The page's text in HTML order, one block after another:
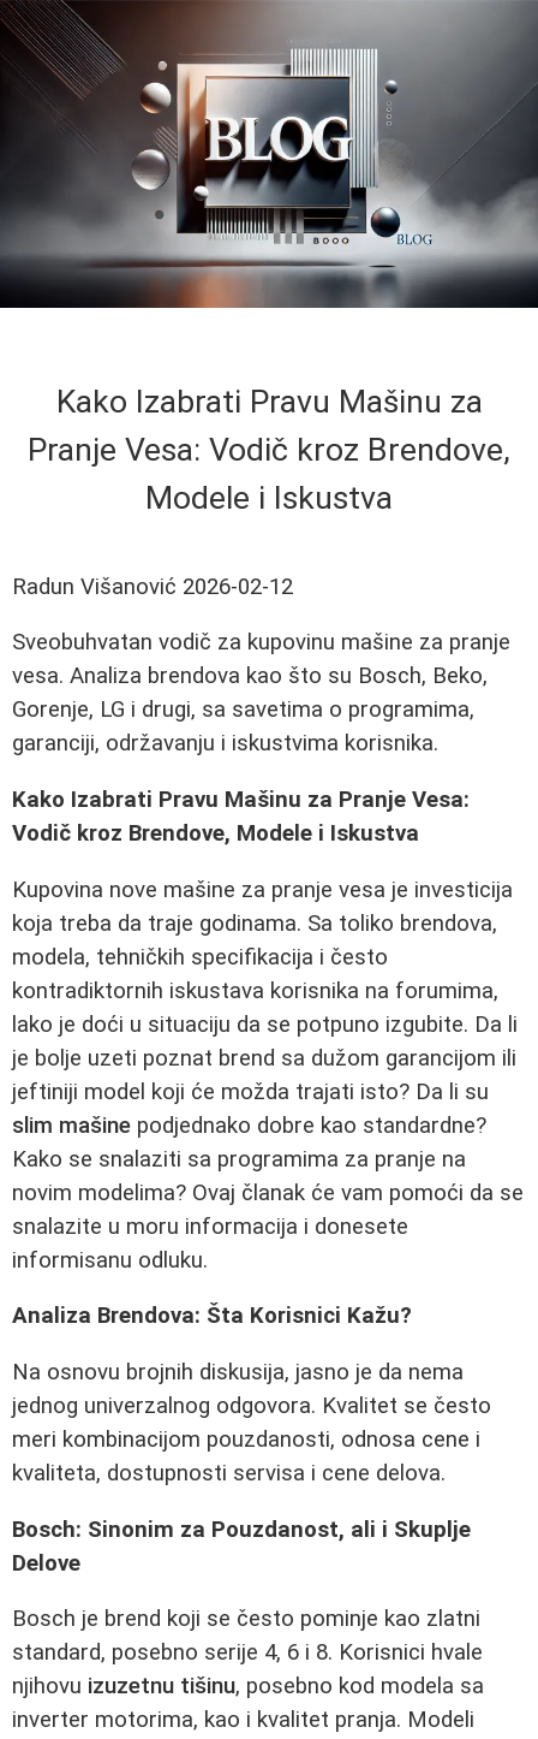
Kako Izabrati Pravu Mašinu za
Pranje Vesa: Vodič kroz Brendove,
Modele i Iskustva
Radun Višanović 2026-02-12
Sveobuhvatan vodič za kupovinu mašine za pranje
vesa. Analiza brendova kao što su Bosch, Beko,
Gorenje, LG i drugi, sa savetima o programima,
garanciji, održavanju i iskustvima korisnika.
Kako Izabrati Pravu Mašinu za Pranje Vesa:
Vodič kroz Brendove, Modele i Iskustva
Kupovina nove mašine za pranje vesa je investicija
koja treba da traje godinama. Sa toliko brendova,
modela, tehničkih specifikacija i često
kontradiktornih iskustava korisnika na forumima,
lako je doći u situaciju da se potpuno izgubite. Da li
je bolje uzeti poznat brend sa dužom garancijom ili
jeftiniji model koji će možda trajati isto? Da li su
slim mašine podjednako dobre kao standardne?
Kako se snalaziti sa programima za pranje na
novim modelima? Ovaj članak će vam pomoći da se
snalazite u moru informacija i donesete
informisanu odluku.
Analiza Brendova: Šta Korisnici Kažu?
Na osnovu brojnih diskusija, jasno je da nema
jednog univerzalnog odgovora. Kvalitet se često
meri kombinacijom pouzdanosti, odnosa cene i
kvaliteta, dostupnosti servisa i cene delova.
Bosch: Sinonim za Pouzdanost, ali i Skuplje
Delove
Bosch je brend koji se često pominje kao zlatni
standard, posebno serije 4, 6 i 8. Korisnici hvale
njihovu izuzetnu tišinu, posebno kod modela sa
inverter motorima, kao i kvalitet pranja. Modeli